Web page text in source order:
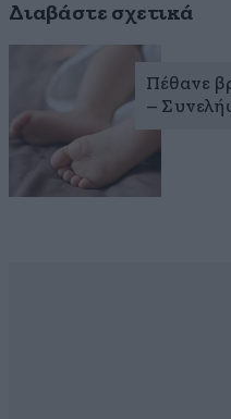
Διαβάστε σχετικά
Πέθανε
–